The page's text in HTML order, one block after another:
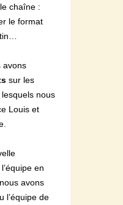
chaîne :
le format
avons
sur les
nous
Louis et
en
avons
l’équipe de